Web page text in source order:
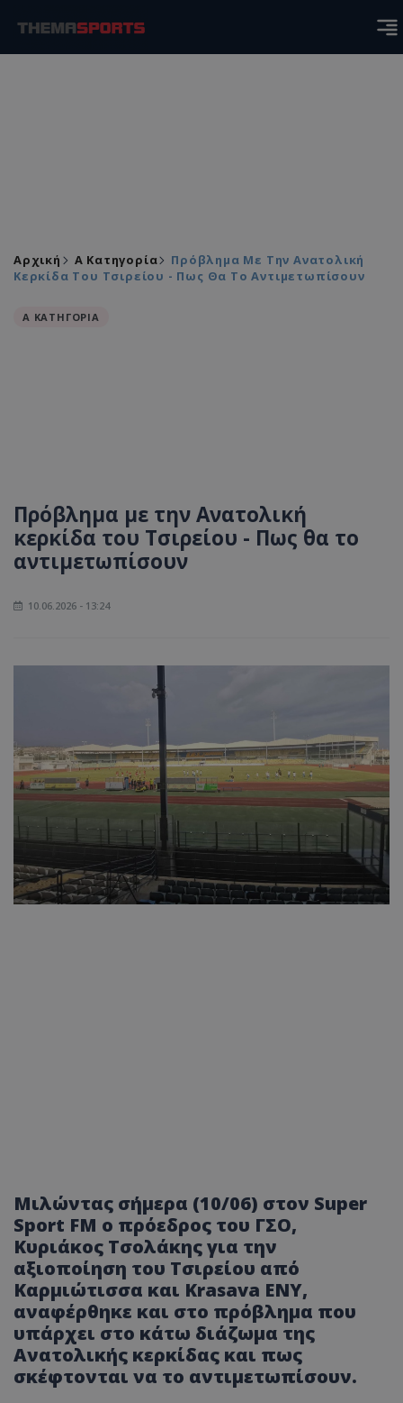
Αρχική Α Κατηγορία
Πρόβλημα Με Την Ανατολική
Κερκίδα Του Τσιρείου - Πως Θα Το Αντιμετωπίσουν
Α ΚΑΤΗΓΟΡΙΑ
Πρόβλημα με την Ανατολική
κερκίδα του Τσιρείου - Πως θα το
αντιμετωπίσουν
10.06.2026 - 13:24
Μιλώντας σήμερα (10/06) στον Super
Sport FM ο πρόεδρος του ΓΣΟ,
Κυριάκος Τσολάκης για την
αξιοποίηση του Τσιρείου από
Καρμιώτισσα και Krasava ΕΝΥ,
αναφέρθηκε και στο πρόβλημα που
υπάρχει στο κάτω διάζωμα της
Ανατολικής κερκίδας και πως
σκέφτονται να το αντιμετωπίσουν.